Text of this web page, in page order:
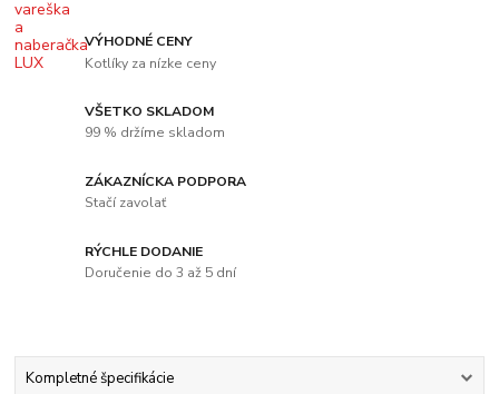
VÝHODNÉ CENY
Kotlíky za nízke ceny
VŠETKO SKLADOM
99 % držíme skladom
ZÁKAZNÍCKA PODPORA
Stačí zavolať
RÝCHLE DODANIE
Doručenie do 3 až 5 dní
Kompletné špecifikácie